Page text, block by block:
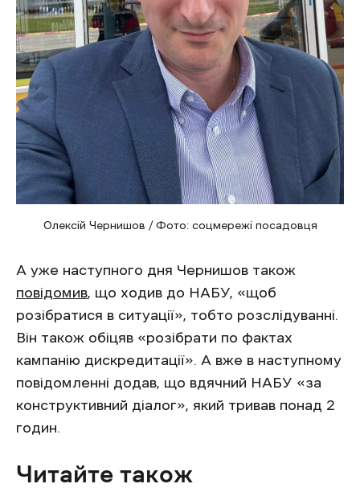
Олексій Чернишов / Фото: соцмережі посадовця
А уже наступного дня Чернишов також
повідомив, що ходив до НАБУ, «щоб
розібратися в ситуації», тобто розслідуванні.
Він також обіцяв «розібрати по фактах
кампанію дискредитації». А вже в наступному
повідомленні додав, що вдячний НАБУ «за
конструктивний діалог», який тривав понад 2
годин.
Читайте також